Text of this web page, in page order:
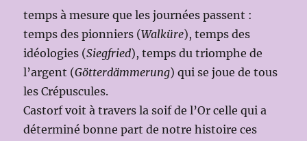
temps à mesure que les journées passent :
temps des pionniers (Walküre), temps des
idéologies (Siegfried), temps du triomphe de
l’argent (Götterdämmerung) qui se joue de tous
les Crépuscules.
Castorf voit à travers la soif de l’Or celle qui a
déterminé bonne part de notre histoire ces